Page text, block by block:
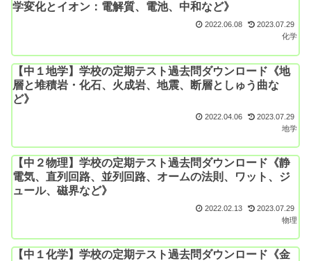
学変化とイオン：電解質、電池、中和など》
2022.06.08
2023.07.29
化学
【中１地学】学校の定期テスト過去問ダウンロード《地
層と堆積岩・化石、火成岩、地震、断層としゅう曲な
ど》
2022.04.06
2023.07.29
地学
【中２物理】学校の定期テスト過去問ダウンロード《静
電気、直列回路、並列回路、オームの法則、ワット、ジ
ュール、磁界など》
2022.02.13
2023.07.29
物理
【中１化学】学校の定期テスト過去問ダウンロード《金